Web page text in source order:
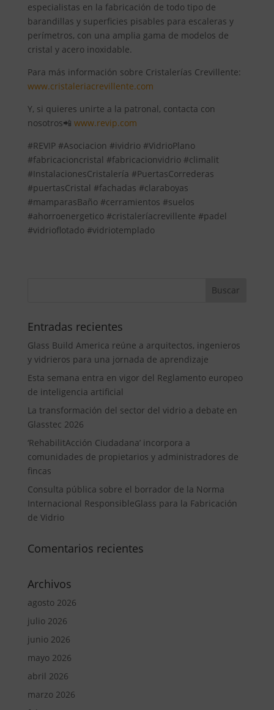
especialistas en la fabricación de todo tipo de
barandillas y superficies pisables para escaleras y
perímetros, con una amplia gama de modelos de
cristal y acero inoxidable.
Para más información sobre Cristalerías Crevillente:
www.cristaleriacrevillente.com
Y, si quieres unirte a la patronal, contacta con
nosotros📲 www.revip.com
#REVIP #Asociacion #ividrio #VidrioPlano
#fabricacioncristal #fabricacionvidrio #climalit
#InstalacionesCristalería #PuertasCorrederas
#puertasCristal #fachadas #claraboyas
#mamparasBaño #cerramientos #suelos
#ahorroenergetico #cristaleríacrevillente #padel
#vidrioflotado #vidriotemplado
Entradas recientes
Glass Build America reúne a arquitectos, ingenieros
y vidrieros para una jornada de aprendizaje
Esta semana entra en vigor del Reglamento europeo
de inteligencia artificial
La transformación del sector del vidrio a debate en
Glasstec 2026
‘RehabilitAcción Ciudadana’ incorpora a
comunidades de propietarios y administradores de
fincas
Consulta pública sobre el borrador de la Norma
Internacional ResponsibleGlass para la Fabricación
de Vidrio
Comentarios recientes
Archivos
agosto 2026
julio 2026
junio 2026
mayo 2026
abril 2026
marzo 2026